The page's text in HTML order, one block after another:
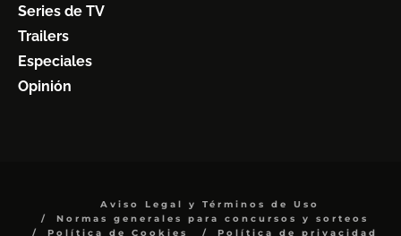
Series de TV
Trailers
Especiales
Opinión
Aviso Legal y Términos de Uso
Normas generales para concursos y sorteos
Política de Cookies
Política de privacidad